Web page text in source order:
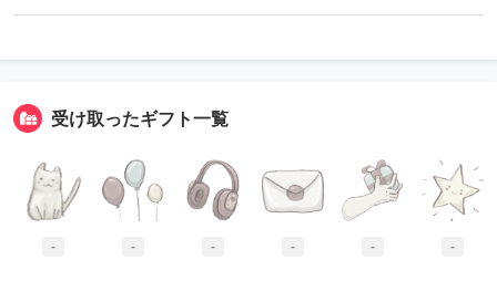
受け取ったギフト一覧
- - - - - -